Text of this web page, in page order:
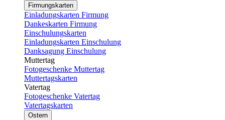
Firmungskarten
Einladungskarten Firmung
Dankeskarten Firmung
Einschulungskarten
Einladungskarten Einschulung
Danksagung Einschulung
Muttertag
Fotogeschenke Muttertag
Muttertagskarten
Vatertag
Fotogeschenke Vatertag
Vatertagskarten
Ostern